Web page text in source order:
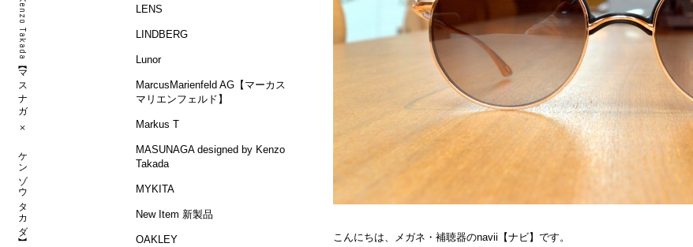
こんにちは、メガネ・補聴器のnavii【ナビ】です。
LENS
LINDBERG
Lunor
MarcusMarienfeld AG【マーカス
マリエンフェルド】
Markus T
MASUNAGA designed by Kenzo
Takada
MYKITA
New Item 新製品
OAKLEY